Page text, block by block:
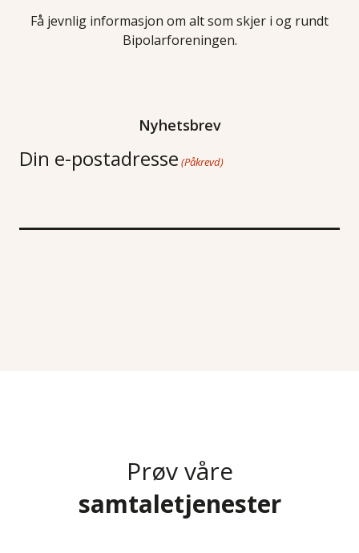
Få jevnlig informasjon om alt som skjer i og rundt
Bipolarforeningen.
Nyhetsbrev
Din e-postadresse (Påkrevd)
Prøv våre
samtaletjenester